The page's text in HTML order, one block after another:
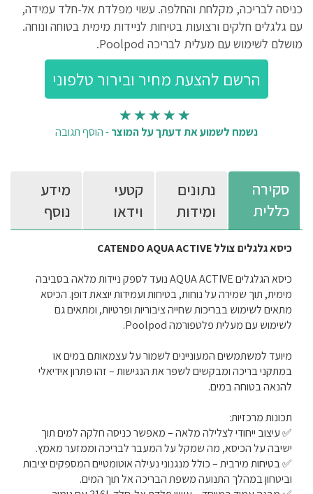
כניסה לבריכה, מקלחת והחלפה. עשוי מפלדת אל-חלד עמידה,
עם גלגלים חלקים ורצועות בטיחות לניידות מימית בטוחה ונוחה.
מושלם לשימוש עם מעלית לבריכה Poolpod.
נשמח לשמוע את דעתך על המוצר-הוסף תגובה
סקירה
כללית
נתונים
ומידות
קטעי
וידאו
מידע
נוסף
כיסא גלגלים צולל CATENDO AQUA ACTIVE
כיסא הגלגלים AQUA ACTIVE נועד לספק ניידות מלאה בסביבה
מימית, תוך שמירה על נוחות, בטיחות ועמידות יוצאת דופן. הכיסא
מתאים לשימוש בבריכות שחייה ציבוריות ופרטיות, ומתאים גם
לשימוש עם מעלית פלטפורמה Poolpod.
מיועד למשתמשים המעוניינים לשמור על עצמאותם במים או
במתקני בריכה ומבקשים לשפר את הנגישות – זהו פתרון אידיאלי
להנאה בטוחה במים.
תכונות מרכזיות:
✅ עיצוב ייחודי לצלילה מלאה – מאפשר כניסה חלקה למים תוך
ישיבה על הכיסא, מה שמקל על המעבר לבריכה וממזער מאמץ.
✅ בטיחות מירבית – כולל מנגנוני נעילה אוטומטיים המספקים יציבות
וביטחון במהלך התנועה משפת הבריכה אל תוך המים.